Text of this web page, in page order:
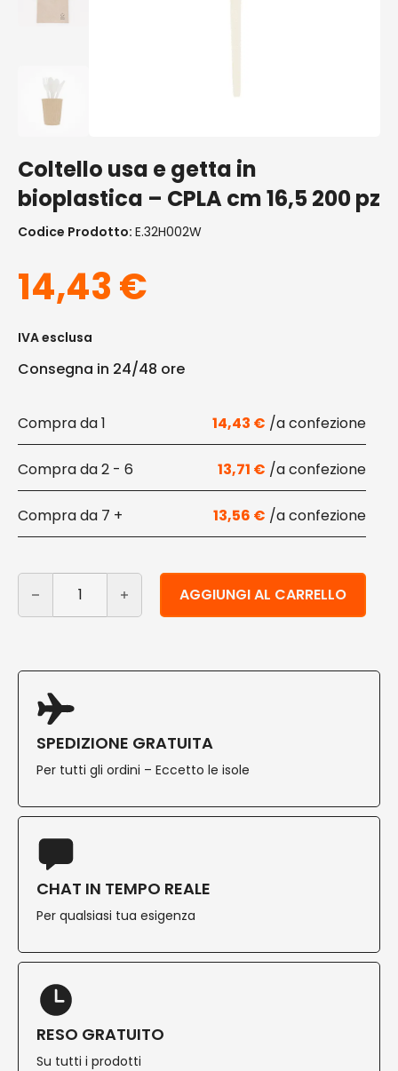
Coltello usa e getta in
bioplastica – CPLA cm 16,5 200 pz
Codice Prodotto: E.32H002W
14,43€
IVA esclusa
Consegna in 24/48 ore
1 14,43 €
2 - 6 13,71 €
7 + 13,56 €
Coltello usa e getta in bioplastica - CPLA cm 16,5 200
AGGIUNGI AL CARRELLO
Alternative:
SPEDIZIONE GRATUITA
Per tutti gli ordini – Eccetto le isole
CHAT IN TEMPO REALE
Per qualsiasi tua esigenza
RESO GRATUITO
Su tutti i prodotti